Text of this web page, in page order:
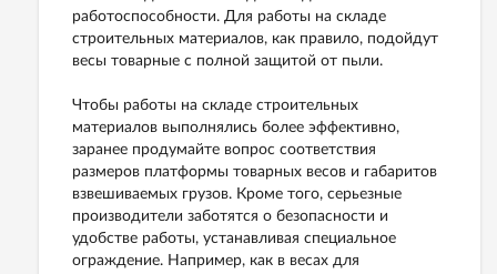
работоспособности. Для работы на складе
строительных материалов, как правило, подойдут
весы товарные с полной защитой от пыли.
Чтобы работы на складе строительных
материалов выполнялись более эффективно,
заранее продумайте вопрос соответствия
размеров платформы товарных весов и габаритов
взвешиваемых грузов. Кроме того, серьезные
производители заботятся о безопасности и
удобстве работы, устанавливая специальное
ограждение. Например, как в весах для